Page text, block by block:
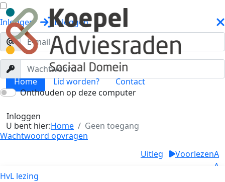
Inloggen Inloggen
Onthouden op deze computer
Inloggen
Wachtwoord opvragen
HvL lezing
Home Lid worden? Contact
U bent hier:Home Geen toegang
Uitleg VoorlezenA
A